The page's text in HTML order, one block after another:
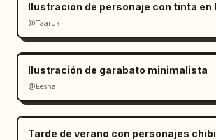
@Taaruk
Ilustración de garabato minimalista
@Eesha
Tarde de verano con personajes chibi